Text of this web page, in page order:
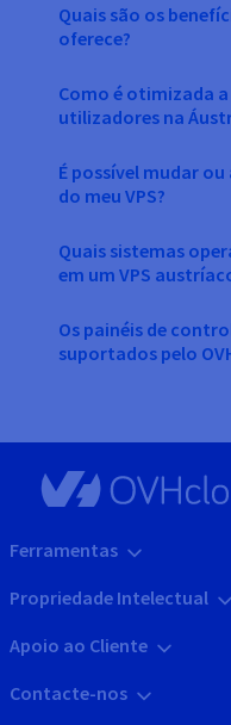
Quais são os
oferece?
Como é otimizada
utilizadores na
É possível mudar
do meu VPS?
Quais sistemas
em um VPS
Os painéis de
suportados pelo
Ferramentas
Propriedade Intelectual
Apoio ao Cliente
Contacte-nos